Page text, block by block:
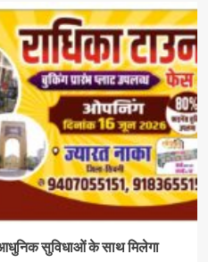
सुविधाओं के साथ मिलेगा